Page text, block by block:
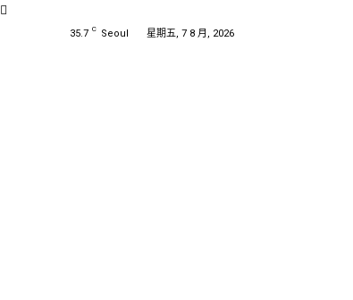
35.7 C Seoul 星期五, 7 8 月, 2026